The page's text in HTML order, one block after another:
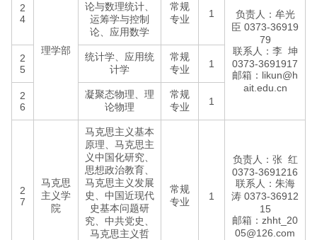
2
4
理学部
论与数理统计、
运筹学与控制
论、应用数学
常规
专业
1
负责人：牟光
臣 0373-36919
79
联系人：李 坤
0373-3691917
邮箱：likun@h
ait.edu.cn
2
5
统计学、应用统
计学
常规
专业
1
2
6
凝聚态物理、理
论物理
常规
专业
1
2
7
马克思
主义学
院
马克思主义基本
原理、马克思主
义中国化研究、
思想政治教育、
马克思主义发展
史、中国近现代
史基本问题研
究、中共党史、
马克思主义哲
常规
专业
1
负责人：张 红
0373-3691216
联系人：朱海
涛 0373-36912
15
邮箱：zhht_20
05@126.com